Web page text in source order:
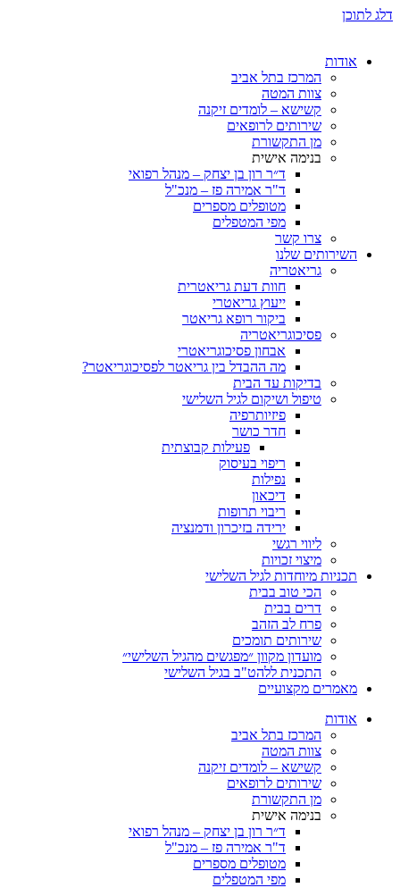
המרכז בתל אביב
צוות המטה
קשישא – לומדים זיקנה
שירותים לרופאים
מן התקשורת
בנימה אישית
ד״ר רון בן יצחק – מנהל רפואי
ד"ר אמירה פז – מנכ"ל
מטופלים מספרים
מפי המטפלים
שלנו
גריאטריה
חוות דעת גריאטרית
ייעוץ גריאטרי
ביקור רופא גריאטר
פסיכוגריאטריה
אבחון פסיכוגריאטרי
מה ההבדל בין גריאטר לפסיכוגריאטר?
בדיקות עד הבית
טיפול ושיקום לגיל השלישי
פיזיותרפיה
חדר כושר
פעילות קבוצתית
ריפוי בעיסוק
ריבוי תרופות
ירידה בזיכרון ודמנציה
מיצוי זכויות
מיוחדות לגיל השלישי
הכי טוב בבית
דרים בבית
פרח לב הזהב
שירותים תומכים
מועדון מקוון ״מפגשים מהגיל השלישי״
התכנית ללהט"ב בגיל השלישי
מקצועיים
המרכז בתל אביב
צוות המטה
קשישא – לומדים זיקנה
שירותים לרופאים
מן התקשורת
בנימה אישית
ד״ר רון בן יצחק – מנהל רפואי
ד"ר אמירה פז – מנכ"ל
מטופלים מספרים
מפי המטפלים